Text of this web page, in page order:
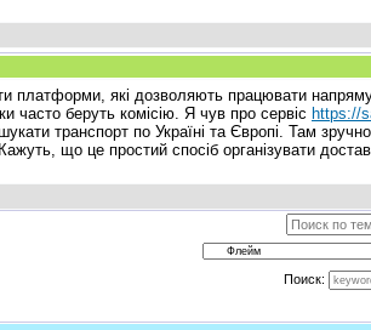
платформи, які дозволяють працювати
часто беруть комісію. Я чув про сервіс https://
транспорт по Україні та Європі. Там
що це простий спосіб організувати
Поиск: